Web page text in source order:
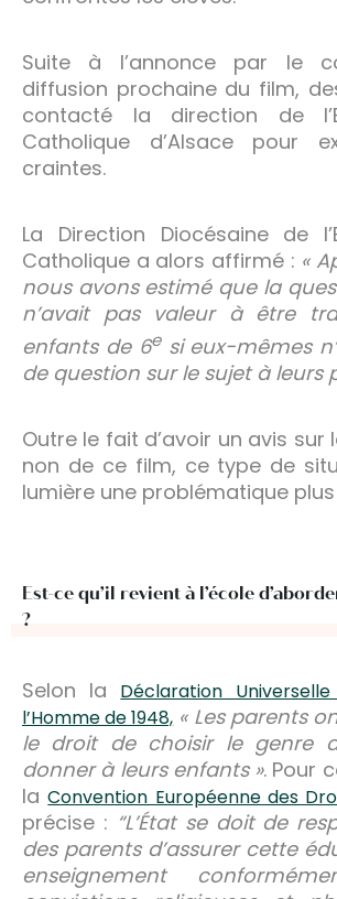
Suite à l’annonce par le
diffusion prochaine du film,
contacté la direction de
Catholique d’Alsace pour
craintes.
La Direction Diocésaine de
Catholique a alors affirmé : «
nous avons estimé que la
n’avait pas valeur à être
enfants de 6esi eux-mêmes
de question sur le sujet à leurs
Outre le fait d’avoir un avis sur
non de ce film, ce type de
lumière une problématique
Est-ce qu’il revient à l’école
?
Selon la Déclaration
l’Homme de 1948, « Les parents
le droit de choisir le genre
donner à leurs enfants ». Pour
laConvention Européenne des
précise : “L’État se doit de
des parents d’assurer cette
enseignement